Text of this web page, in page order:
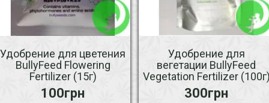
Удобрение для цветения
BullyFeed Flowering
Fertilizer (15г)
100грн
Удобрение для
вегетации BullyFeed
Vegetation Fertilizer
300грн